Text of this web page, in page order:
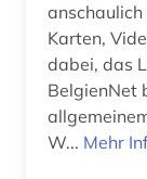
Karten,
dabei, das
BelgienNet
W... Mehr